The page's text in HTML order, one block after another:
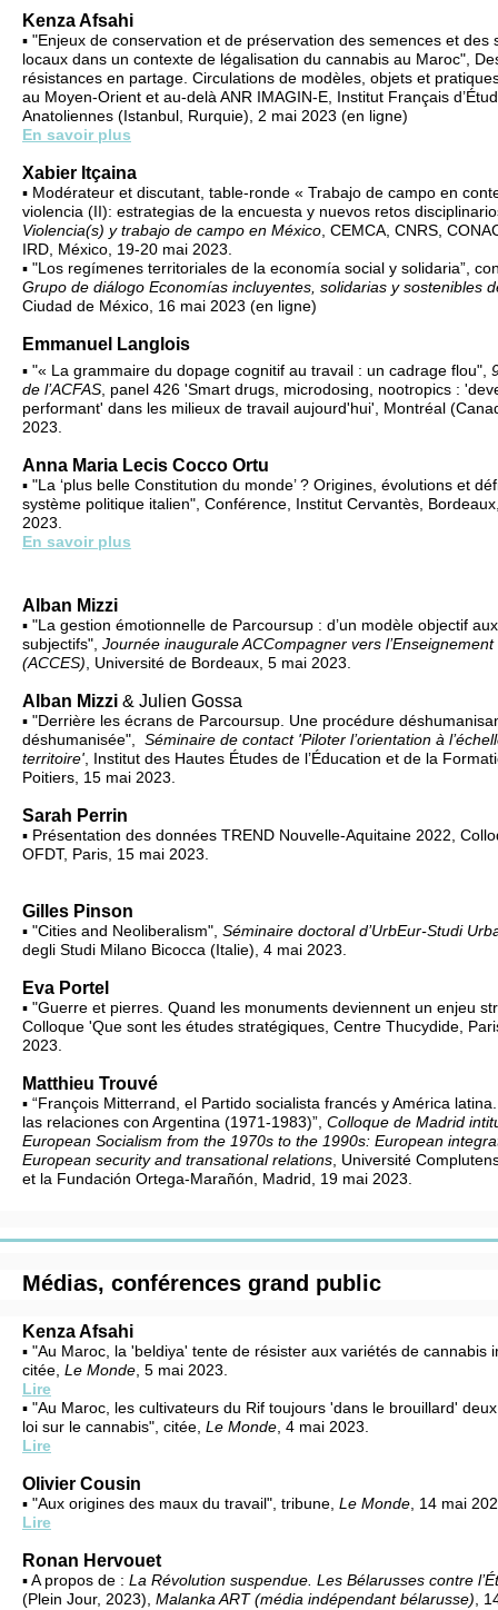
Kenza Afsahi
▪ "Enjeux de conservation et de préservation des semences et des
locaux dans un contexte de légalisation du cannabis au Maroc",
résistances en partage. Circulations de modèles, objets et
au Moyen-Orient et au-delà ANR IMAGIN-E, Institut Français
Anatoliennes (Istanbul, Rurquie), 2 mai 2023 (en ligne)
En savoir plus
Xabier Itçaina
▪ Modérateur et discutant, table-ronde « Trabajo de campo en
violencia (II): estrategias de la encuesta y nuevos retos
Violencia(s) y trabajo de campo en México , CEMCA, CNRS,
IRD, México, 19-20 mai 2023.
▪ "Los regímenes territoriales de la economía social y solidaria”,
Grupo de diálogo Economías incluyentes, solidarias y sostenibles
Ciudad de México, 16 mai 2023 (en ligne)
Emmanuel Langlois
▪ "« La grammaire du dopage cognitif au travail : un cadrage flou",
de l’ACFAS , panel 426 'Smart drugs, microdosing, nootropics :
performant' dans les milieux de travail aujourd'hui', Montréal
2023.
Anna Maria Lecis Cocco Ortu
▪ "La ‘plus belle Constitution du monde’ ? Origines, évolutions et
système politique italien", Conférence, Institut Cervantès,
2023.
En savoir plus
Alban Mizzi
▪ "La gestion émotionnelle de Parcoursup : d’un modèle objectif
subjectifs", Journée inaugurale ACCompagner vers
(ACCES) , Université de Bordeaux, 5 mai 2023.
Alban Mizzi & Julien Gossa
▪ "Derrière les écrans de Parcoursup. Une procédure
déshumanisée", Séminaire de contact 'Piloter l’orientation à
territoire' , Institut des Hautes Études de l’Éducation et de la
Poitiers, 15 mai 2023.
Sarah Perrin
▪ Présentation des données TREND Nouvelle-Aquitaine 2022,
OFDT, Paris, 15 mai 2023.
Gilles Pinson
▪ "Cities and Neoliberalism", Séminaire doctoral d’UrbEur-Studi
degli Studi Milano Bicocca (Italie), 4 mai 2023.
Eva Portel
▪ "Guerre et pierres. Quand les monuments deviennent un enjeu
Colloque 'Que sont les études stratégiques, Centre Thucydide,
2023.
Matthieu Trouvé
▪ “François Mitterrand, el Partido socialista francés y América
las relaciones con Argentina (1971-1983)”, Colloque de Madrid
European Socialism from the 1970s to the 1990s: European
European security and transational relations , Université
et la Fundación Ortega-Marañón, Madrid, 19 mai 2023.
Médias, conférences grand public
Kenza Afsahi
▪ "Au Maroc, la 'beldiya' tente de résister aux variétés de cannabis
citée, Le Monde , 5 mai 2023.
Lire
▪ "Au Maroc, les cultivateurs du Rif toujours 'dans le brouillard'
loi sur le cannabis", citée, Le Monde , 4 mai 2023.
Lire
Olivier Cousin
▪ "Aux origines des maux du travail", tribune, Le Monde , 14 mai
Lire
Ronan Hervouet
▪ A propos de : La Révolution suspendue. Les Bélarusses contre
(Plein Jour, 2023), Malanka ART (média indépendant bélarusse) ,